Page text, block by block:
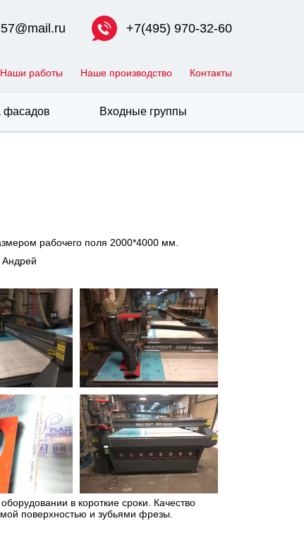
+7(495) 970-32-60
Наши работы Наше производство Контакты
фасадов Входные группы
рабочего поля 2000*4000 мм.
в короткие сроки. Качество
поверхностью и зубьями фрезы.